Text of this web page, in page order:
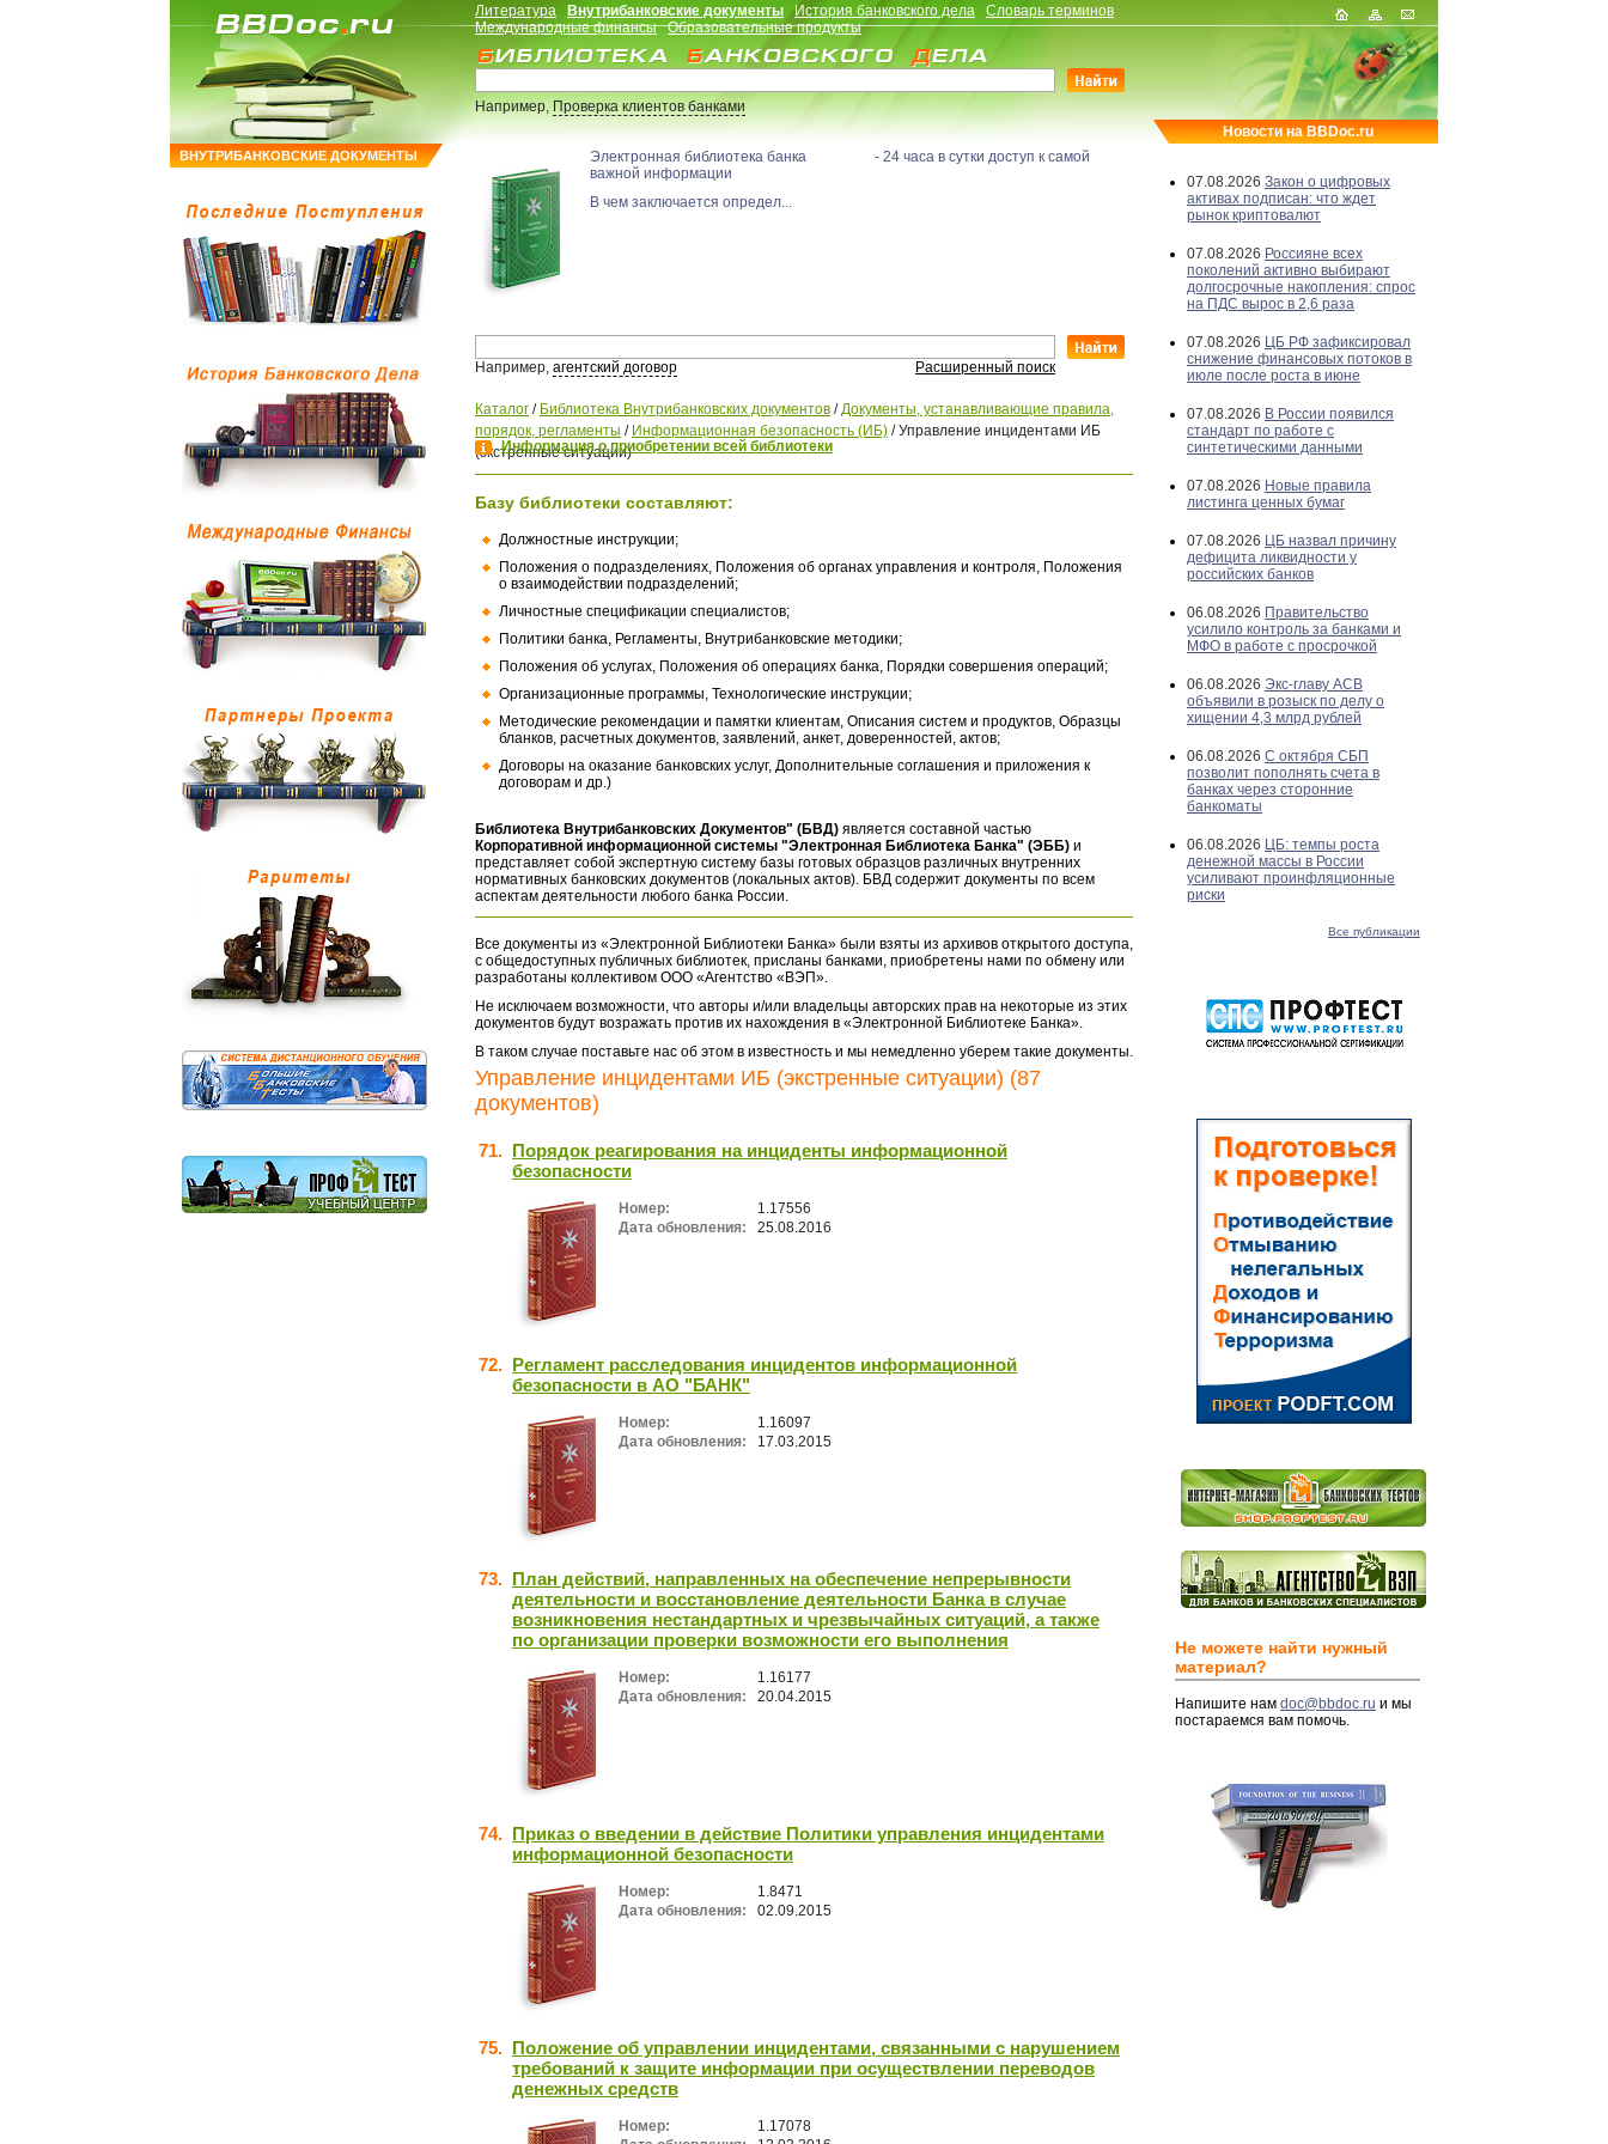
ВНУТРИБАНКОВСКИЕ ДОКУМЕНТЫ
Литература Внутрибанковские документы История банковского дела
Словарь терминов
Международные финансы
Образовательные продукты
Например,Проверка клиентов банками
Электронная библиотека банка - 24 часа в сутки доступ к самой
важной информации
В чем заключается определ...
Например, агентский договор Расширенный поиск
Каталог / Библиотека Внутрибанковских документов /Документы, устанавливающие правила,
порядок, регламенты / Информационная безопасность (ИБ) /Управление инцидентами ИБ
(экстренные ситуации)
Информация о приобретении всей библиотеки
Базу библиотеки составляют:
Должностные инструкции;
Положения о подразделениях, Положения об органах управления и контроля, Положения
о взаимодействии подразделений;
Личностные спецификации специалистов;
Политики банка, Регламенты, Внутрибанковские методики;
Положения об услугах, Положения об операциях банка, Порядки совершения операций;
Организационные программы, Технологические инструкции;
Методические рекомендации и памятки клиентам, Описания систем и продуктов, Образцы
бланков, расчетных документов, заявлений, анкет, доверенностей, актов;
Договоры на оказание банковских услуг, Дополнительные соглашения и приложения к
договорам и др.)
Библиотека Внутрибанковских Документов" (БВД) является составной частью
Корпоративной информационной системы "Электронная Библиотека Банка" (ЭББ) и
представляет собой экспертную систему базы готовых образцов различных внутренних
нормативных банковских документов (локальных актов). БВД содержит документы по всем
аспектам деятельности любого банка России.
Все документы из «Электронной Библиотеки Банка» были взяты из архивов открытого доступа,
с общедоступных публичных библиотек, присланы банками, приобретены нами по обмену или
разработаны коллективом ООО «Агентство «ВЭП».
Не исключаем возможности, что авторы и/или владельцы авторских прав на некоторые из этих
документов будут возражать против их нахождения в «Электронной Библиотеке Банка».
В таком случае поставьте нас об этом в известность и мы немедленно уберем такие документы.
Управление инцидентами ИБ (экстренные ситуации) (87
документов)
71. Порядок реагирования на инциденты информационной
безопасности
Номер:
1.17556
Дата обновления:
25.08.2016
72. Регламент расследования инцидентов информационной
безопасности в АО "БАНК"
Номер:
1.16097
Дата обновления:
17.03.2015
73. План действий, направленных на обеспечение непрерывности
деятельности и восстановление деятельности Банка в случае
возникновения нестандартных и чрезвычайных ситуаций, а также
по организации проверки возможности его выполнения
Номер:
1.16177
Дата обновления:
20.04.2015
74. Приказ о введении в действие Политики управления инцидентами
информационной безопасности
Номер:
1.8471
Дата обновления:
02.09.2015
75. Положение об управлении инцидентами, связанными с нарушением
требований к защите информации при осуществлении переводов
денежных средств
Номер:
1.17078
Новости на BBDoc.ru
07.08.2026 Закон о цифровых
активах подписан: что ждет
рынок криптовалют
07.08.2026 Россияне всех
поколений активно выбирают
долгосрочные накопления: спрос
на ПДС вырос в 2,6 раза
07.08.2026 ЦБ РФ зафиксировал
снижение финансовых потоков в
июле после роста в июне
07.08.2026 В России появился
стандарт по работе с
синтетическими данными
07.08.2026 Новые правила
листинга ценных бумаг
07.08.2026 ЦБ назвал причину
дефицита ликвидности у
российских банков
06.08.2026 Правительство
усилило контроль за банками и
МФО в работе с просрочкой
06.08.2026 Экс-главу АСВ
объявили в розыск по делу о
хищении 4,3 млрд рублей
06.08.2026 С октября СБП
позволит пополнять счета в
банках через сторонние
банкоматы
06.08.2026 ЦБ: темпы роста
денежной массы в России
усиливают проинфляционные
риски
Все публикации
Не можете найти нужный
материал?
Напишите нам doc@bbdoc.ru и мы
постараемся вам помочь.